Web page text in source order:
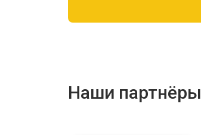
Наши партнёры